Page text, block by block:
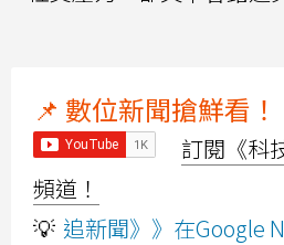
📌 數位新聞搶鮮看！
訂閱《科
頻道！
💡 追新聞》》在Google